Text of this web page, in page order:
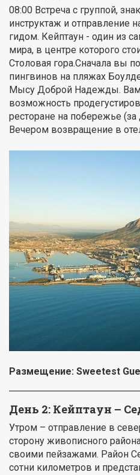
08:00 Встреча с группой,
инструктаж и отправление
гидом. Кейптаун - один из
мира, в центре которого
Столовая гора.Сначала вы
пингвинов на пляжах
Мысу Доброй Надежды. Вам
возможность
ресторане на побережье
Вечером возвращение в
Размещение: Sweetest
День 2: Кейптаун –
Утром – отправление в
сторону живописного
своими пейзажами. Район
сотни километров и